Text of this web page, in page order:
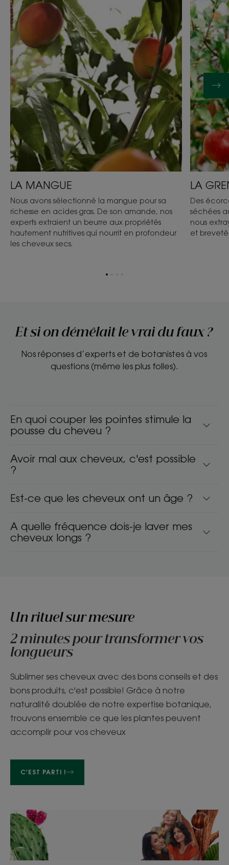
LA MANGUE
Nous avons sélectionné la mangue pour sa
richesse en acides gras. De son amande, nos
experts extraient un beurre aux propriétés
hautement nutritives qui nourrit en profondeur
les cheveux secs.
LA
Des
séchées
nous
et
Aller
Et si on démêlait le vrai du faux ?
Nos réponses d’experts et de botanistes à vos
questions (même les plus folles).
En quoi couper les pointes stimule la
pousse du cheveu ?
Avoir mal aux cheveux, c'est possible
?
Est-ce que les cheveux ont un âge ?
A quelle fréquence dois-je laver mes
cheveux longs ?
Un rituel sur mesure
2 minutes pour transformer vos
longueurs
Sublimer ses cheveux avec des bons conseils et des
bons produits, c'est possible! Grâce à notre
naturalité doublée de notre expertise botanique,
trouvons ensemble ce que les plantes peuvent
accomplir pour vos cheveux
C'EST PARTI !